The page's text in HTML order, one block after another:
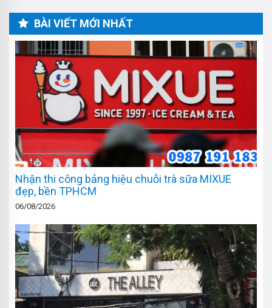
BÀI VIẾT MỚI NHẤT
Nhận thi công bảng hiệu chuỗi trà sữa MIXUE
đẹp, bền TPHCM
06/08/2026